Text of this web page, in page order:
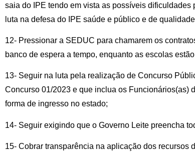
saia do IPE tendo em vista as possíveis dificuldades
luta na defesa do IPE saúde e público e de
12- Pressionar a SEDUC para chamarem os
banco de espera a tempo, enquanto as escolas
13- Seguir na luta pela realização de Concurso
Concurso 01/2023 e que inclua os Funcionários(as)
forma de ingresso no estado;
14- Seguir exigindo que o Governo Leite preencha
15- Cobrar transparência na aplicação dos recursos